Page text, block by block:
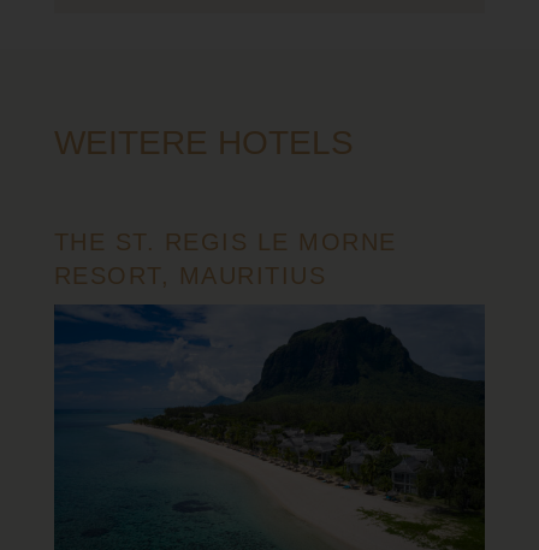
WEITERE HOTELS
THE ST. REGIS LE MORNE
RESORT, MAURITIUS